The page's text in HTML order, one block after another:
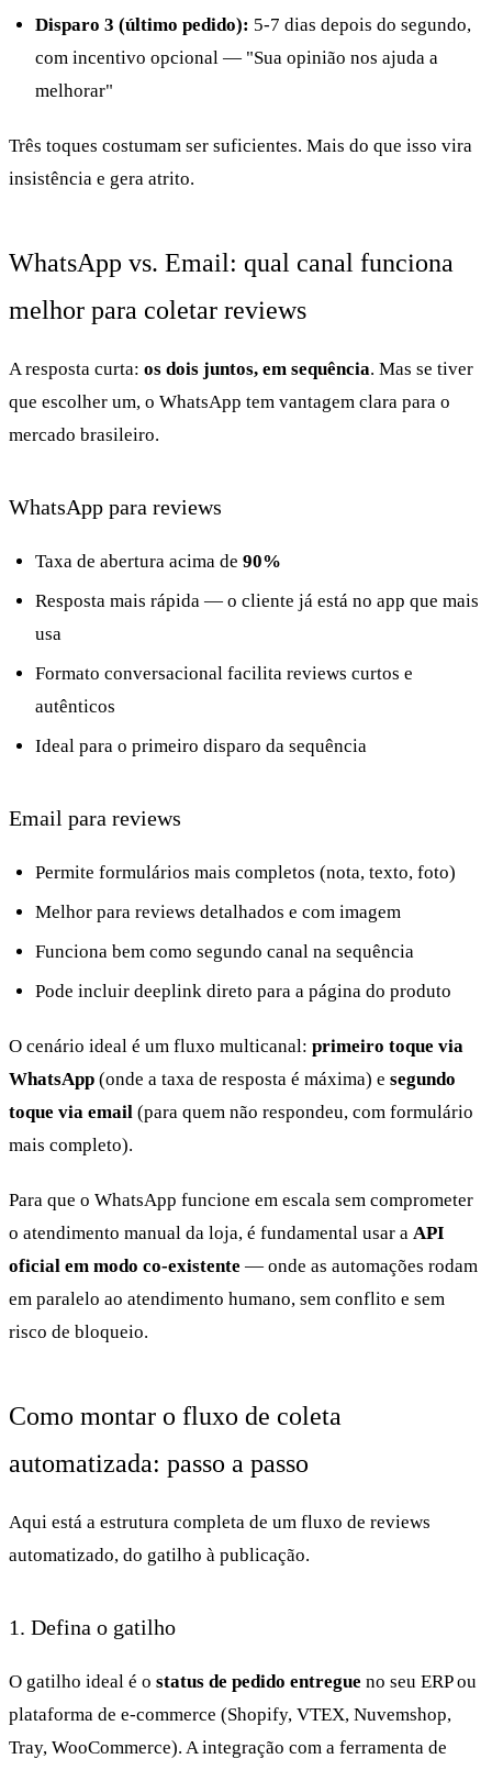
Disparo 3 (último pedido): 5-7 dias depois do segundo,
com incentivo opcional — "Sua opinião nos ajuda a
melhorar"
Três toques costumam ser suficientes. Mais do que isso vira
insistência e gera atrito.
WhatsApp vs. Email: qual canal funciona
melhor para coletar reviews
A resposta curta: os dois juntos, em sequência. Mas se tiver
que escolher um, o WhatsApp tem vantagem clara para o
mercado brasileiro.
WhatsApp para reviews
Taxa de abertura acima de 90%
Resposta mais rápida — o cliente já está no app que mais
usa
Formato conversacional facilita reviews curtos e
autênticos
Ideal para o primeiro disparo da sequência
Email para reviews
Permite formulários mais completos (nota, texto, foto)
Melhor para reviews detalhados e com imagem
Funciona bem como segundo canal na sequência
Pode incluir deeplink direto para a página do produto
O cenário ideal é um fluxo multicanal: primeiro toque via
WhatsApp (onde a taxa de resposta é máxima) e segundo
toque via email (para quem não respondeu, com formulário
mais completo).
Para que o WhatsApp funcione em escala sem comprometer
o atendimento manual da loja, é fundamental usar a API
oficial em modo co-existente — onde as automações rodam
em paralelo ao atendimento humano, sem conflito e sem
risco de bloqueio.
Como montar o fluxo de coleta
automatizada: passo a passo
Aqui está a estrutura completa de um fluxo de reviews
automatizado, do gatilho à publicação.
1. Defina o gatilho
O gatilho ideal é o status de pedido entregue no seu ERP ou
plataforma de e-commerce (Shopify, VTEX, Nuvemshop,
Tray, WooCommerce). A integração com a ferramenta de